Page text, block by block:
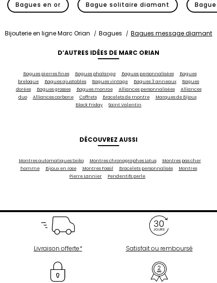
Bagues en or Bague solitaire diamant
Bijouterie en ligne Marc Orian Bagues Bagues message diamant
D’AUTRES IDÉES DE MARC ORIAN
Bagues pierres fines Bagues phalange Bagues personnalisées
Bagues
breloque
Bagues ajustables Bagues vintage Bagues 3 anneaux
Bagues
dorées
Bagues grosses Bagues monroe Alliances personnalisées
Alliances
duo
Alliances carbone Coffrets Bracelets de montre
Marques de Bijoux
Black Friday
Saint Valentin
DÉCOUVREZ AUSSI
Montres automatiques Seiko Montres chronographes Lotus
Montres pas cher
homme
Bijoux en rose Montres Fossil Bracelets personnalisés
Montres
Pierre Lannier
Pendentifs perle
Livraison offerte* Satisfait ou remboursé